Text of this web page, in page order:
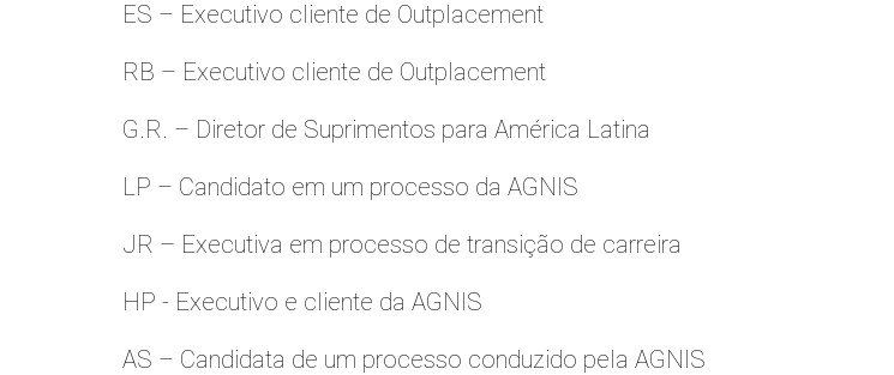
ES – Executivo cliente de Outplacement
RB – Executivo cliente de Outplacement
G.R. – Diretor de Suprimentos para América Latina
LP – Candidato em um processo da AGNIS
JR – Executiva em processo de transição de carreira
HP - Executivo e cliente da AGNIS
AS – Candidata de um processo conduzido pela AGNIS